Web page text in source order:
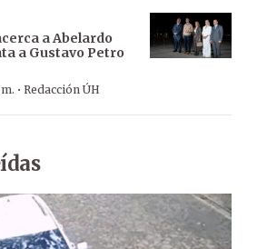
a Abelardo
a Gustavo Petro
· Redacción ÚH